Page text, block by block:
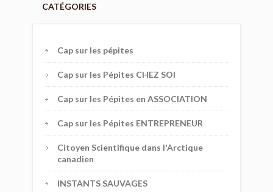
CATÉGORIES
Cap sur les pépites
Cap sur les Pépites CHEZ SOI
Cap sur les Pépites en ASSOCIATION
Cap sur les Pépites ENTREPRENEUR
Citoyen Scientifique dans l'Arctique
canadien
INSTANTS SAUVAGES